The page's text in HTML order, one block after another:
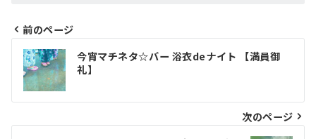
投
稿
ナ
ビ
前のページ
今宵マチネタ☆バー 浴衣deナイト 【満員御
礼】
次のページ